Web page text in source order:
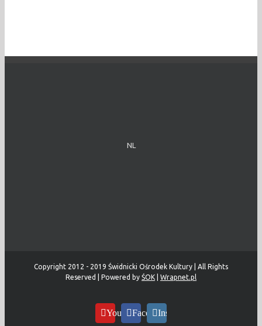
NL
Copyright 2012 - 2019 Świdnicki Ośrodek Kultury | All Rights
Reserved | Powered by ŚOK Wrapnet.pl
YouTubeFacebookInstagram